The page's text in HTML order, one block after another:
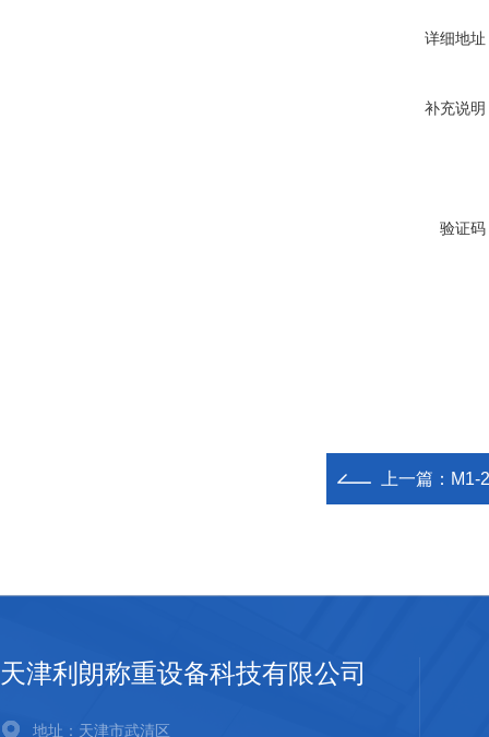
详细地址
补充说明
验证码
上一篇： M1-
天津利朗称重设备科技有限公司
地址：天津市武清区